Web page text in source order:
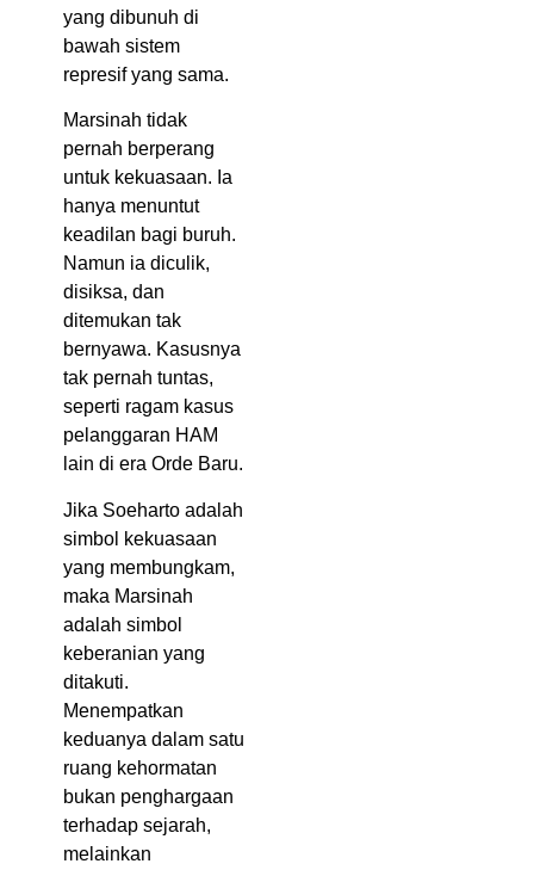
yang dibunuh di
bawah sistem
represif yang sama.
Marsinah tidak
pernah berperang
untuk kekuasaan. Ia
hanya menuntut
keadilan bagi buruh.
Namun ia diculik,
disiksa, dan
ditemukan tak
bernyawa. Kasusnya
tak pernah tuntas,
seperti ragam kasus
pelanggaran HAM
lain di era Orde Baru.
Jika Soeharto adalah
simbol kekuasaan
yang membungkam,
maka Marsinah
adalah simbol
keberanian yang
ditakuti.
Menempatkan
keduanya dalam satu
ruang kehormatan
bukan penghargaan
terhadap sejarah,
melainkan